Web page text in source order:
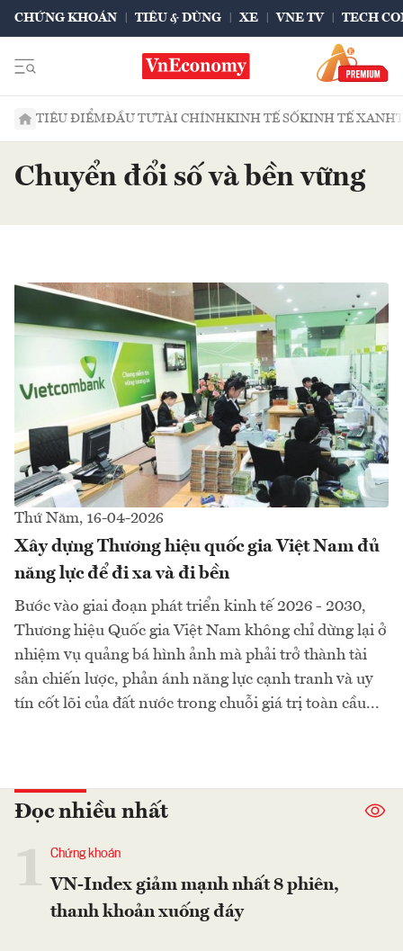
CHỨNG KHOÁN TIÊU & DÙNG XE VNE TV TECH
TIÊU ĐIỂMĐẦU TƯTÀI CHÍNHKINH TẾ SỐKINH TẾ XANH
Chuyển đổi số và bền vững
Thứ Năm, 16-04-2026
Xây dựng Thương hiệu quốc gia Việt Nam đủ
năng lực để đi xa và đi bền
Bước vào giai đoạn phát triển kinh tế 2026 - 2030,
Thương hiệu Quốc gia Việt Nam không chỉ dừng lại ở
nhiệm vụ quảng bá hình ảnh mà phải trở thành tài
sản chiến lược, phản ánh năng lực cạnh tranh và uy
tín cốt lõi của đất nước trong chuỗi giá trị toàn cầu...
Đọc nhiều nhất
Chứng khoán
VN-Index giảm mạnh nhất 8 phiên,
thanh khoản xuống đáy